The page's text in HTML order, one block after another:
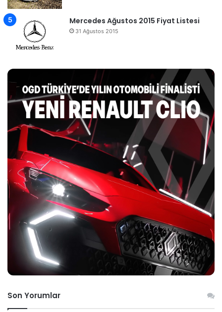
Mercedes Ağustos 2015 Fiyat Listesi
31 Ağustos 2015
Son Yorumlar